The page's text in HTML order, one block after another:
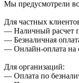
Мы предусмотрели
Для частных
— Наличный расчет
— Безналичная
— Онлайн-оплата на
Для организаций:
— Оплата по